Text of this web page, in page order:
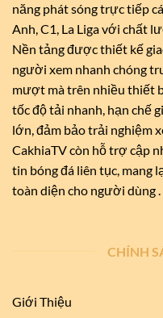
năng phát sóng trực tiếp
Anh, C1, La Liga với chất
Nền tảng được thiết kế
người xem nhanh chóng
mượt mà trên nhiều thiết
tốc độ tải nhanh, hạn chế
lớn, đảm bảo trải nghiệm
CakhiaTV còn hỗ trợ cập
tin bóng đá liên tục, mang
toàn diện cho người dùng .
CHÍNH
Giới Thiệu